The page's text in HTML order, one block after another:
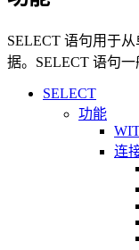
SELECT 语句用于
据。SELECT 语句一
SELECT
功能
连